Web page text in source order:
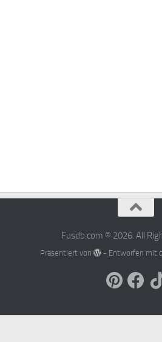
Fusdb.com © 2026. All
Präsentiert von - Entworfen mit